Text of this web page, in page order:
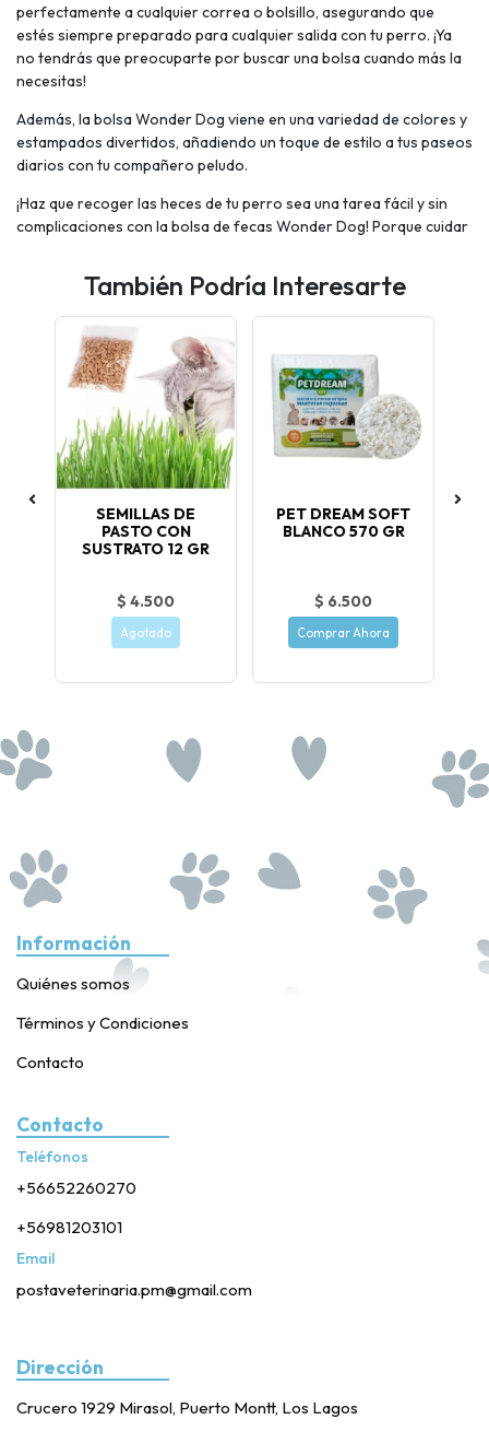
perfectamente a cualquier correa o bolsillo, asegurando que
estés siempre preparado para cualquier salida con tu perro. ¡Ya
no tendrás que preocuparte por buscar una bolsa cuando más la
necesitas!
Además, la bolsa Wonder Dog viene en una variedad de colores y
estampados divertidos, añadiendo un toque de estilo a tus paseos
diarios con tu compañero peludo.
¡Haz que recoger las heces de tu perro sea una tarea fácil y sin
complicaciones con la bolsa de fecas Wonder Dog! Porque cuidar
También Podría Interesarte
SEMILLAS DE
PASTO CON
SUSTRATO 12 GR
$ 4.500
Agotado
PET DREAM SOFT
BLANCO 570 GR
$ 6.500
Comprar Ahora
Información
Quiénes somos
Términos y Condiciones
Contacto
Contacto
Teléfonos
+56652260270
+56981203101
Email
postaveterinaria.pm@gmail.com
Dirección
Crucero 1929 Mirasol, Puerto Montt, Los Lagos